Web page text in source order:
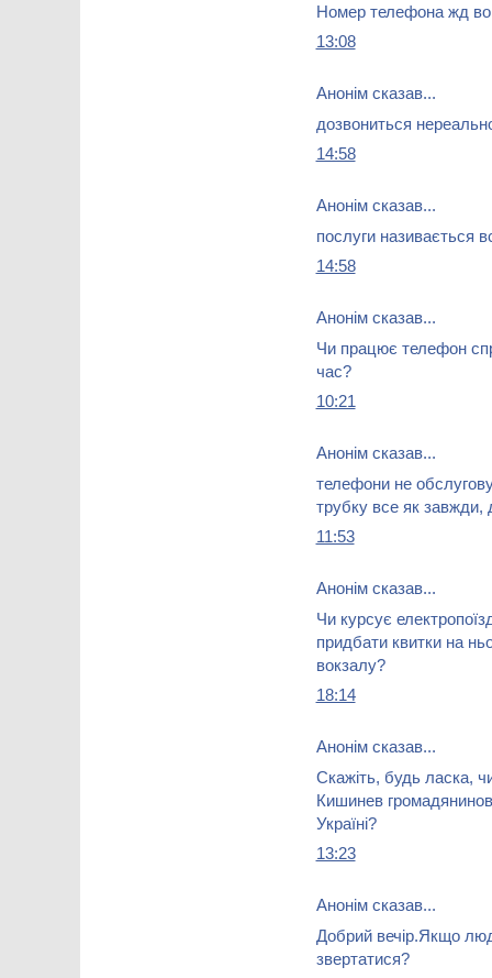
Номер телефона жд
13:08
Анонім сказав...
дозвониться
14:58
Анонім сказав...
послуги називається
14:58
Анонім сказав...
Чи працює телефон
час?
10:21
Анонім сказав...
телефони не
трубку все як завжди,
11:53
Анонім сказав...
Чи курсує
придбати квитки на
вокзалу?
18:14
Анонім сказав...
Скажіть, будь ласка,
Кишинев
Україні?
13:23
Анонім сказав...
Добрий вечір.Якщо
звертатися?